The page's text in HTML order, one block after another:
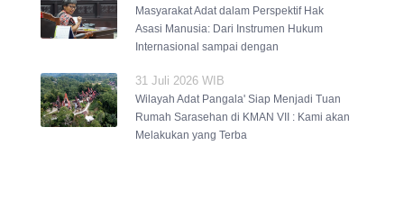
Masyarakat Adat dalam Perspektif Hak
Asasi Manusia: Dari Instrumen Hukum
Internasional sampai dengan
31 Juli 2026 WIB
Wilayah Adat Pangala' Siap Menjadi Tuan
Rumah Sarasehan di KMAN VII : Kami akan
Melakukan yang Terba